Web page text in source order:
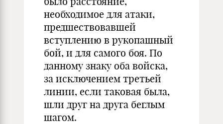
необходимое для атаки,
предшествовавшей
вступлению в рукопашный
бой, и для самого боя. По
данному знаку оба войска,
за исключением третьей
линии, если таковая была,
шли друг на друга беглым
шагом.